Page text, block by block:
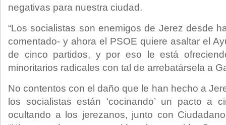
negativas para nuestra ciudad.
“Los socialistas son enemigos de Jerez desde
comentado- y ahora el PSOE quiere asaltar el
de cinco partidos, y por eso le está
minoritarios radicales con tal de arrebatársela a
No contentos con el daño que le han hecho a
los socialistas están ‘cocinando’ un pacto a
ocultando a los jerezanos, junto con